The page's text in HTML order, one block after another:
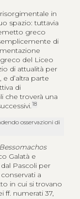
in
spazio: tuttavia
greco
di
del Liceo
di attualità per
d’altra parte
di
che troverà una
18
osservazioni di
Bessomachos
Galatà e
Pascoli per
a
in cui si trovano
ff. numerati 37,